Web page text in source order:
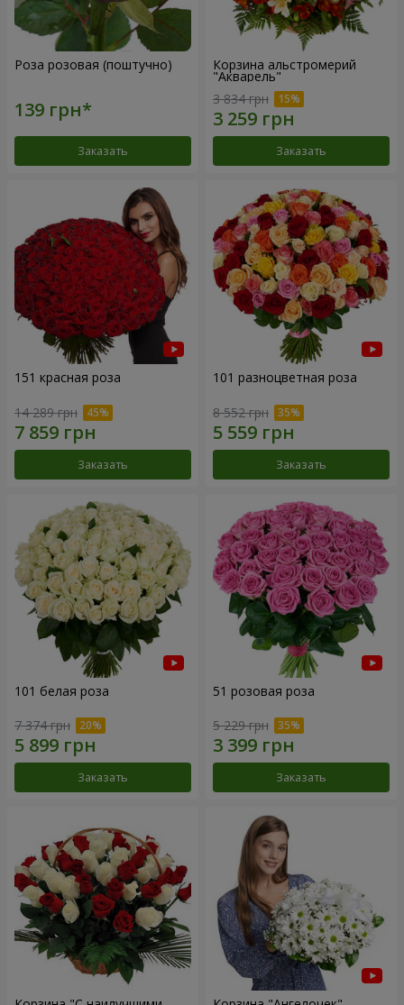
Роза розовая (поштучно)
Заказать
Корзина альстромерий
"Акварель"
3 834 грн
Заказать
151 красная роза
14 289 грн
Заказать
101 разноцветная роза
8 552 грн
Заказать
101 белая роза
7 374 грн
Заказать
51 розовая роза
5 229 грн
Заказать